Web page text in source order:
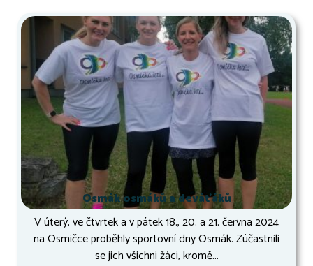
Osmák osmáků a deváťáků
V úterý, ve čtvrtek a v pátek 18., 20. a 21. června 2024
na Osmičce proběhly sportovní dny Osmák. Zúčastnili
se jich všichni žáci, kromě...